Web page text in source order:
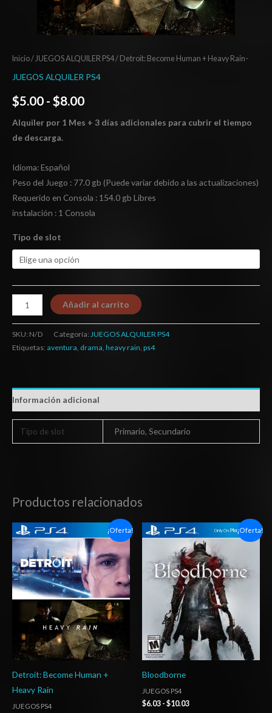
Inicio/ JUEGOS ALQUILER PS4/ Detroit: Become Human + Heavy Rain-
JUEGOS ALQUILER PS4
$5.00 - $8.00
Alquiler por 1 Mes + 3 días adicionales para cubrir el tiempo
de descarga.
Idioma: Español
Peso del Juego : 77.0 gb (Puede variar debido a las actualizaciones)
Requerido en Consola : 154.0 gb Libres
instalación : 1 Consola
Tipo de slot
Añadir al carrito
SKU: N/D Categoría: JUEGOS ALQUILER PS4
Etiquetas: aventura, drama, heavy rain, ps4
Información adicional
Tipo de slot Primario, Secundario
Productos relacionados
¡Oferta!
Detroit: Become Human +
Heavy Rain
JUEGOS PS4
Rango
de
precios:
desde
$10.03
hasta
$17.03
¡Oferta!
Bloodborne
JUEGOS PS4
$6.03 - $10.03
Rango
de
precios:
desde
$6.03
hasta
$10.03